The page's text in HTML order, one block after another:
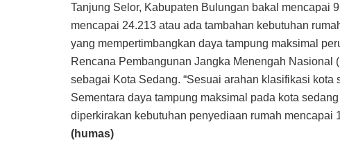
Tanjung Selor, Kabupaten Bulungan bakal mencapai
mencapai 24.213 atau ada tambahan kebutuhan
yang mempertimbangkan daya tampung maksimal
Rencana Pembangunan Jangka Menengah Nasional
sebagai Kota Sedang. “Sesuai arahan klasifikasi
Sementara daya tampung maksimal pada kota
diperkirakan kebutuhan penyediaan rumah mencapai
(humas)